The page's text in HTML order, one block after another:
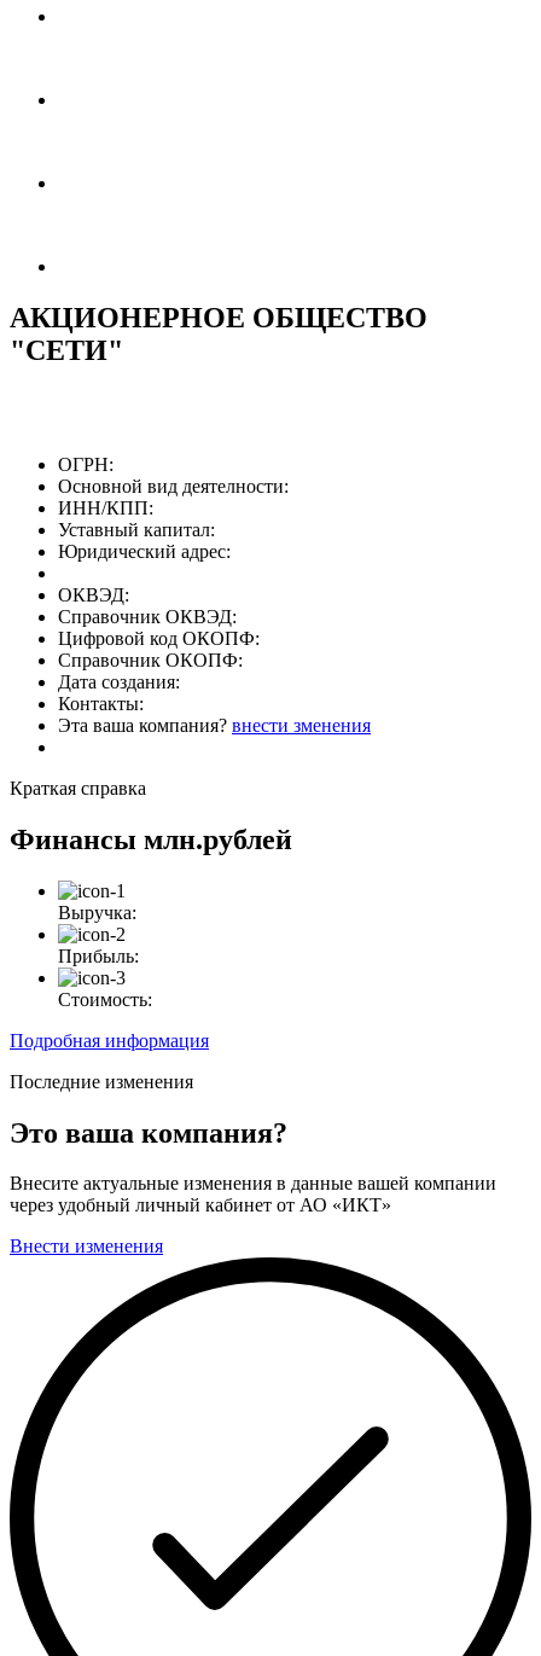
АКЦИОНЕРНОЕ ОБЩЕСТВО
"СЕТИ"
ОГРН:
Основной вид деятелности:
ИНН/КПП:
Уставный капитал:
Юридический адрес:
ОКВЭД:
Справочник ОКВЭД:
Цифровой код ОКОПФ:
Справочник ОКОПФ:
Дата создания:
Контакты:
Эта ваша компания? внести зменения
Краткая справка
Финансы млн.рублей
Выручка:
Прибыль:
Стоимость:
Подробная информация
Последние изменения
Это ваша компания?
Внесите актуальные изменения в данные вашей компании
через удобный личный кабинет от АО «ИКТ»
Внести изменения